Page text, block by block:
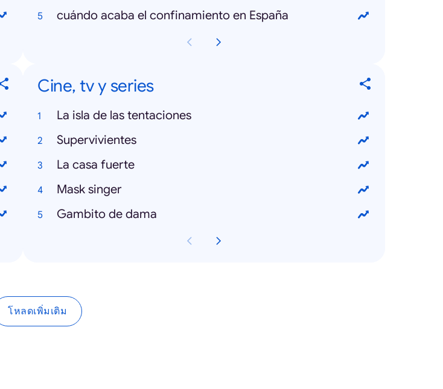
cuándo acaba el confinamiento en España
Cine, tv y series
La isla de las tentaciones
Supervivientes
La casa fuerte
Mask singer
Gambito de dama
โหลดเพิ่มเติม